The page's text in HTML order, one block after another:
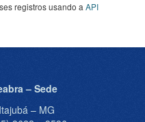
registros usando a API
– Sede
– MG